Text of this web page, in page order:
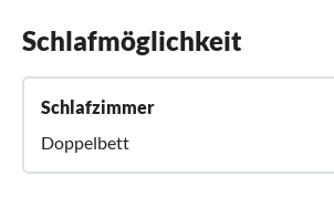
Schlafmöglichkeit
Schlafzimmer
Doppelbett